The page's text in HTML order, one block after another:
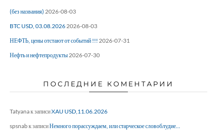
(без названия) 2026-08-03
BTC USD, 03.08.2026 2026-08-03
НЕФТЬ, цены отстают от событий !!! 2026-07-31
Нефть и нефтепродукты 2026-07-30
ПОСЛЕДНИЕ КОМЕНТАРИИ
Tatyanaк записиXAU USD,11.06.2026
spsnabк записиНемного порассуждаем, или старческое словоблудие…